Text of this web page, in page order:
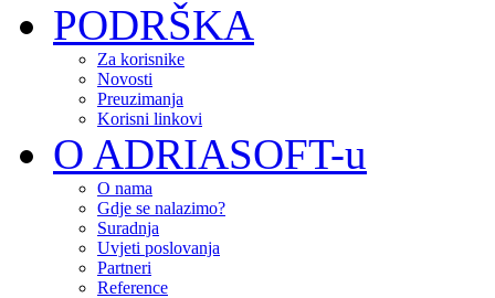
PODRŠKA
Za korisnike
Novosti
Preuzimanja
Korisni linkovi
O ADRIASOFT-u
O nama
Gdje se nalazimo?
Suradnja
Uvjeti poslovanja
Partneri
Reference